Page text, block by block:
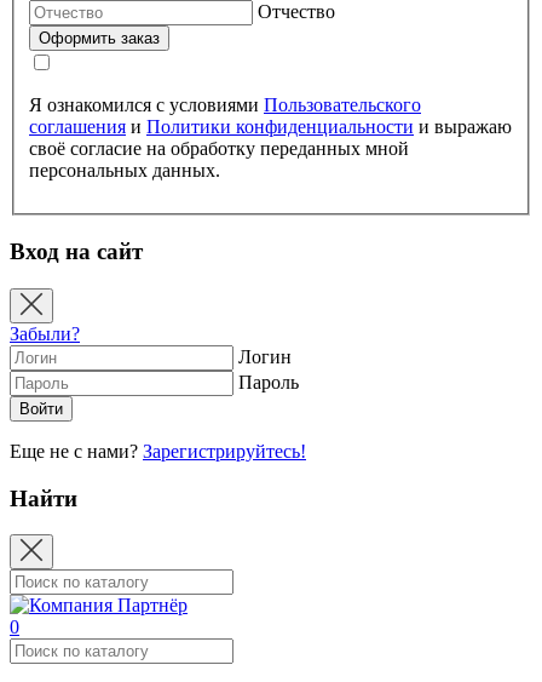
Отчество
Я ознакомился с условиями Пользовательского
соглашения и Политики конфиденциальности и выражаю
своё согласие на обработку переданных мной
персональных данных.
Вход на сайт
Забыли?
Логин
Пароль
Еще не с нами? Зарегистрируйтесь!
Найти
0